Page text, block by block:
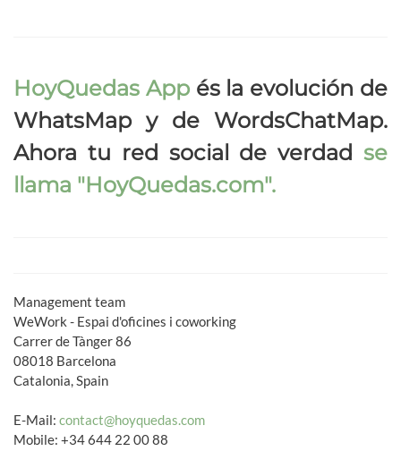
HoyQuedas Appés la evolución de
WhatsMap y de WordsChatMap.
Ahora tu red social de verdad se
llama "HoyQuedas.com".
Management team
WeWork - Espai d'oficines i coworking
Carrer de Tànger 86
08018 Barcelona
Catalonia, Spain
E-Mail: contact@hoyquedas.com
Mobile: +34 644 22 00 88